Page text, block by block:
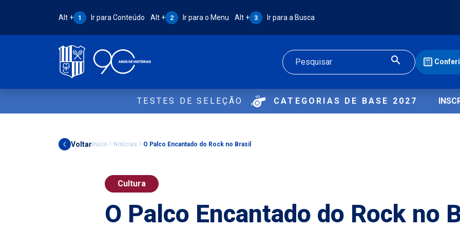
Atalho Alt + 1:
Alt + 1 Ir para Conteúdo Atalho Alt + 2:
Alt + 2 Ir para o Menu Atalho Alt + 3:
Alt + 3 Ir para a Busca
Buscar
TESTES DE SELEÇÃO CATEGORIAS DE BASE 2027
Voltar Início Notícias O Palco Encantado do Rock no Brasil
Cultura
O Palco Encantado do Rock no